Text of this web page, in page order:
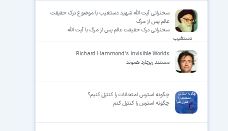
سخنرانی آیت الله شهید دستغیب با موضوع درک حقیقت
عالم پس از مرگ
سخنرانی درک حقیقت عالم پس از مرگ با آیت الله
دستغیب
Richard Hammond's Invisible Worlds
مستند ریچارد هموند
چگونه استرس امتحانات را کنترل کنیم؟
چگونه استرس را کنترل کنم